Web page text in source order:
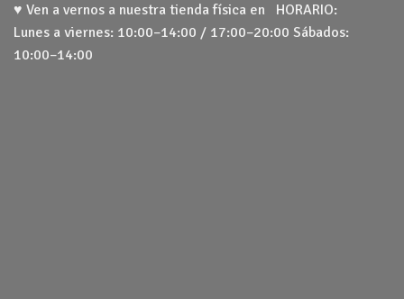
♥ Ven a vernos a nuestra tienda física en HORARIO:
Lunes a viernes: 10:00–14:00 / 17:00–20:00 Sábados:
10:00–14:00